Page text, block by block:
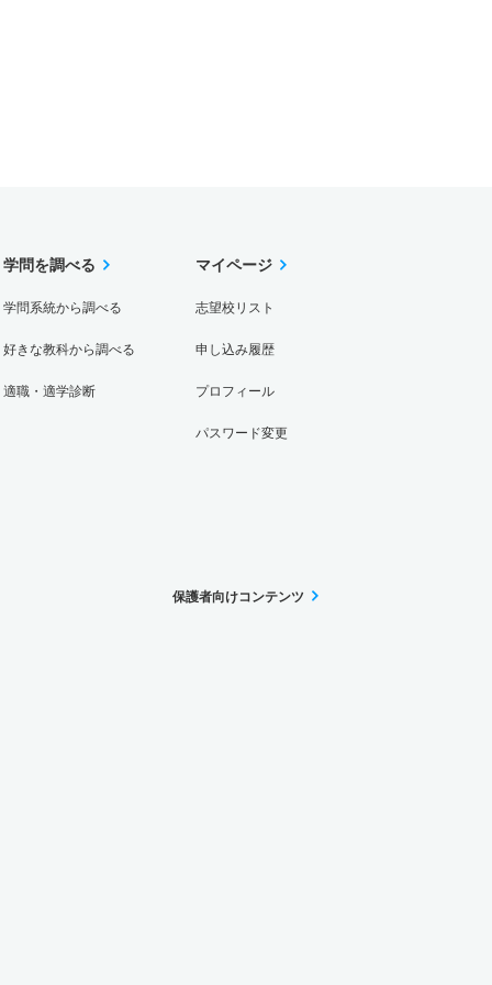
学問を調べる
学問系統から調べる
好きな教科から調べる
適職・適学診断
マイページ
志望校リスト
申し込み履歴
プロフィール
パスワード変更
保護者向けコンテンツ